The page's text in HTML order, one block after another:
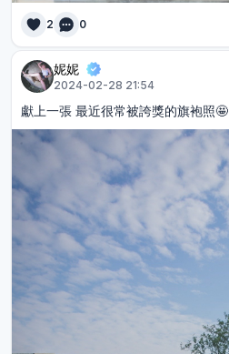
2 0
妮妮
2024-02-28 21:54
獻上一張 最近很常被誇獎的旗袍照🤩